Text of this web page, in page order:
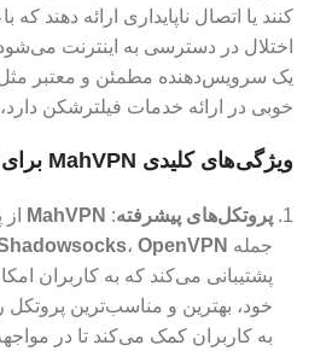
کنند یا اتصال ناپایداری ارائه
اختلال در دسترسی به اینترنت
یک سرویس‌دهنده مطمئن و معتبر
خوبی در ارائه خدمات فیلترشکن
ویژگی‌های کلیدی MahVPN برای کاربران V2Ray
پروتکل‌های پیشرفته:
MahVPN
جمله
، OpenVPN
پشتیبانی می‌کند که به کاربران
خود، بهترین و مناسب‌ترین پروتکل
به کاربران کمک می‌کند تا در